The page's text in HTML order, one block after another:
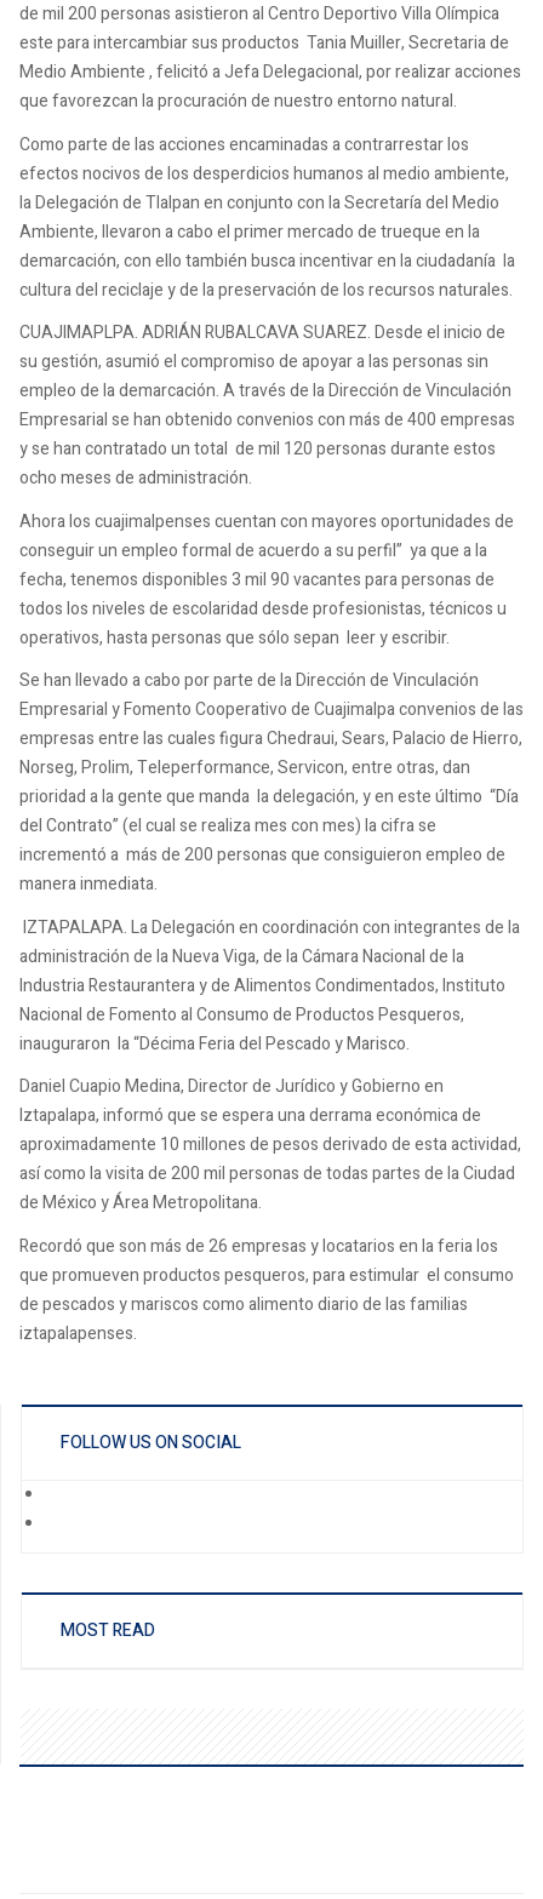
de mil 200 personas asistieron al Centro Deportivo Villa Olímpica
este para intercambiar sus productos Tania Muiller, Secretaria de
Medio Ambiente , felicitó a Jefa Delegacional, por realizar acciones
que favorezcan la procuración de nuestro entorno natural.
Como parte de las acciones encaminadas a contrarrestar los
efectos nocivos de los desperdicios humanos al medio ambiente,
la Delegación de Tlalpan en conjunto con la Secretaría del Medio
Ambiente, llevaron a cabo el primer mercado de trueque en la
demarcación, con ello también busca incentivar en la ciudadanía la
cultura del reciclaje y de la preservación de los recursos naturales.
CUAJIMAPLPA. ADRIÁN RUBALCAVA SUAREZ. Desde el inicio de
su gestión, asumió el compromiso de apoyar a las personas sin
empleo de la demarcación. A través de la Dirección de Vinculación
Empresarial se han obtenido convenios con más de 400 empresas
y se han contratado un total de mil 120 personas durante estos
ocho meses de administración.
Ahora los cuajimalpenses cuentan con mayores oportunidades de
conseguir un empleo formal de acuerdo a su perfil” ya que a la
fecha, tenemos disponibles 3 mil 90 vacantes para personas de
todos los niveles de escolaridad desde profesionistas, técnicos u
operativos, hasta personas que sólo sepan leer y escribir.
Se han llevado a cabo por parte de la Dirección de Vinculación
Empresarial y Fomento Cooperativo de Cuajimalpa convenios de las
empresas entre las cuales figura Chedraui, Sears, Palacio de Hierro,
Norseg, Prolim, Teleperformance, Servicon, entre otras, dan
prioridad a la gente que manda la delegación, y en este último “Día
del Contrato” (el cual se realiza mes con mes) la cifra se
incrementó a más de 200 personas que consiguieron empleo de
manera inmediata.
IZTAPALAPA. La Delegación en coordinación con integrantes de la
administración de la Nueva Viga, de la Cámara Nacional de la
Industria Restaurantera y de Alimentos Condimentados, Instituto
Nacional de Fomento al Consumo de Productos Pesqueros,
inauguraron la “Décima Feria del Pescado y Marisco.
Daniel Cuapio Medina, Director de Jurídico y Gobierno en
Iztapalapa, informó que se espera una derrama económica de
aproximadamente 10 millones de pesos derivado de esta actividad,
así como la visita de 200 mil personas de todas partes de la Ciudad
de México y Área Metropolitana.
Recordó que son más de 26 empresas y locatarios en la feria los
que promueven productos pesqueros, para estimular el consumo
de pescados y mariscos como alimento diario de las familias
iztapalapenses.
FOLLOW US ON SOCIAL
MOST READ